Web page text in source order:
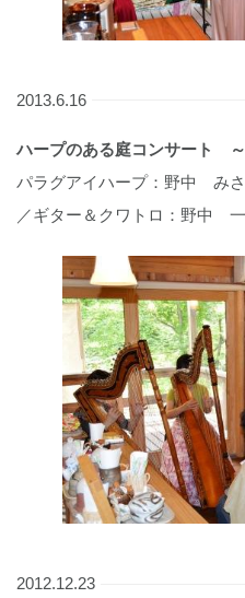
2013.6.16
ハープのある庭コンサート
パラグアイハープ：野中 み
／ギター＆クワトロ：野中
2012.12.23